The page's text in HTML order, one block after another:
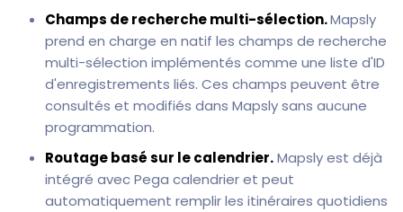
Champs de recherche multi-sélection.Mapsly
prend en charge en natif les champs de recherche
multi-sélection implémentés comme une liste d'ID
d'enregistrements liés. Ces champs peuvent être
consultés et modifiés dans Mapsly sans aucune
programmation.
Routage basé sur le calendrier.Mapsly est déjà
intégré avec Pega calendrier et peut
automatiquement remplir les itinéraires quotidiens